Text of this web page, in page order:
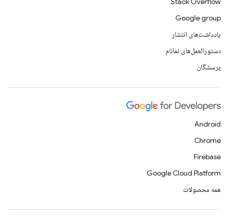
Google group
یادداشت‌های انتشار
دستورالعمل‌های نمانام
پرسشگان
Android
Chrome
Firebase
Google Cloud Platform
همه محصولات